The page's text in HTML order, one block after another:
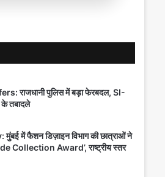
छात्राओं ने जीता ‘Best
Award’,
प्रदेश का मान
राजधानी पुलिस में बड़ा फेरबदल, SI-
के तबादले
में फैशन डिज़ाइन विभाग की छात्राओं ने
Collection Award’, राष्ट्रीय स्तर